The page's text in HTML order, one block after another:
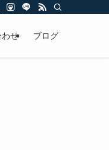
わせ ブログ